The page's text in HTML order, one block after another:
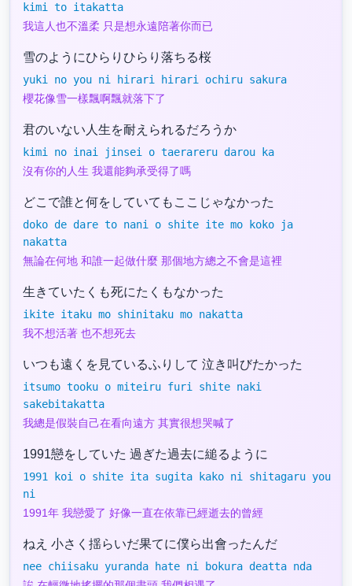
kimi to itakatta
我這人也不溫柔 只是想永遠陪著你而已
雪のようにひらりひらり落ちる桜
yuki no you ni hirari hirari ochiru sakura
櫻花像雪一樣飄啊飄就落下了
君のいない人生を耐えられるだろうか
kimi no inai jinsei o taerareru darou ka
沒有你的人生 我還能夠承受得了嗎
どこで誰と何をしていてもここじゃなかった
doko de dare to nani o shite ite mo koko ja
nakatta
無論在何地 和誰一起做什麼 那個地方總之不會是這裡
生きていたくも死にたくもなかった
ikite itaku mo shinitaku mo nakatta
我不想活著 也不想死去
いつも遠くを見ているふりして 泣き叫びたかった
itsumo tooku o miteiru furi shite naki
sakebitakatta
我總是假裝自己在看向遠方 其實很想哭喊了
1991戀をしていた 過ぎた過去に縋るように
1991 koi o shite ita sugita kako ni shitagaru you
ni
1991年 我戀愛了 好像一直在依靠已經逝去的曾經
ねえ 小さく揺らいだ果てに僕ら出會ったんだ
nee chiisaku yuranda hate ni bokura deatta nda